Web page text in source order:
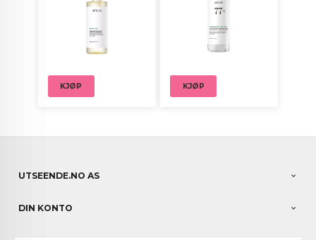
KJØP KJØP
UTSEENDE.NO AS
DIN KONTO